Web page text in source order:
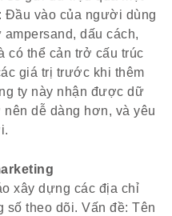
Đầu vào của người dùng
dấu cách,
có thể cản trở cấu trúc
giá trị trước khi thêm
ty này nhận được dữ
dễ dàng hơn, và yêu
xây dựng các địa chỉ
số theo dõi. Vấn đề: Tên